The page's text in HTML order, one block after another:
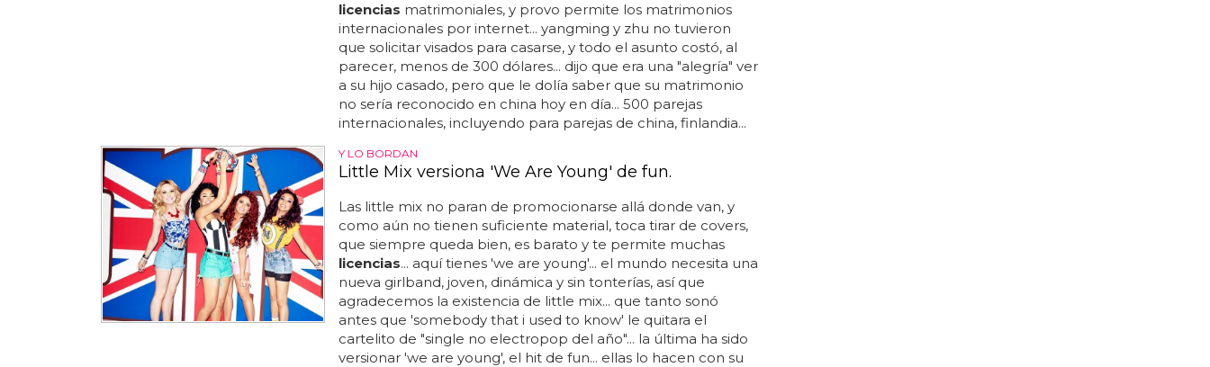
licencias matrimoniales, y provo permite los matrimonios
internacionales por internet... yangming y zhu no tuvieron
que solicitar visados para casarse, y todo el asunto costó, al
parecer, menos de 300 dólares... dijo que era una "alegría" ver
a su hijo casado, pero que le dolía saber que su matrimonio
no sería reconocido en china hoy en día... 500 parejas
internacionales, incluyendo para parejas de china, finlandia...
Y LO BORDAN
Little Mix versiona 'We Are Young' de fun.
Las little mix no paran de promocionarse allá donde van, y
como aún no tienen suficiente material, toca tirar de covers,
que siempre queda bien, es barato y te permite muchas
licencias... aquí tienes 'we are young'... el mundo necesita una
nueva girlband, joven, dinámica y sin tonterías, así que
agradecemos la existencia de little mix... que tanto sonó
antes que 'somebody that i used to know' le quitara el
cartelito de "single no electropop del año"... la última ha sido
versionar 'we are young', el hit de fun... ellas lo hacen con su